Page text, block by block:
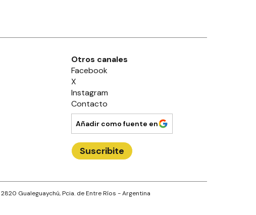
Otros canales
Facebook
X
Instagram
Contacto
Añadir como fuente en
Suscribite
2820 Gualeguaychú, Pcia. de Entre Ríos - Argentina